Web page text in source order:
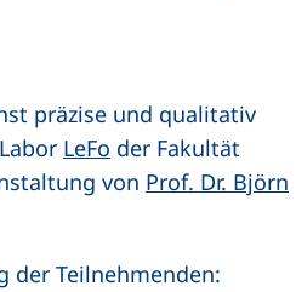
präzise und qualitativ
LeFo der Fakultät
von Prof. Dr. Björn
der Teilnehmenden: